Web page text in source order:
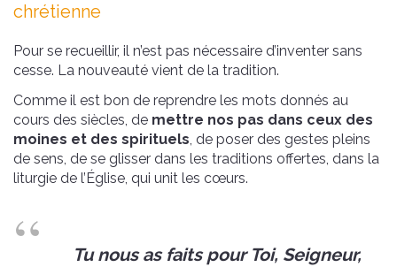
chrétienne
Pour se recueillir, il n’est pas nécessaire d’inventer sans
cesse. La nouveauté vient de la tradition.
Comme il est bon de reprendre les mots donnés au
cours des siècles, de mettre nos pas dans ceux des
moines et des spirituels, de poser des gestes pleins
de sens, de se glisser dans les traditions offertes, dans la
liturgie de l’Église, qui unit les cœurs.
Tu nous as faits pour Toi, Seigneur,